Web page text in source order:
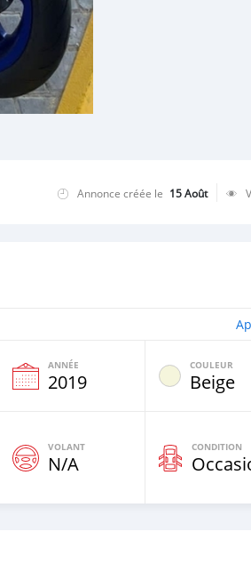
Annonce créée le 15 Août
ANNÉE
2019
COULEUR
Beige
VOLANT
N/A
CONDITION